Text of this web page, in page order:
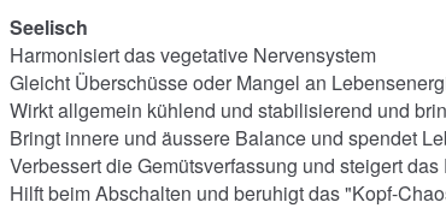
Seelisch
Harmonisiert das vegetative Nervensystem
Gleicht Überschüsse oder Mangel an
Wirkt allgemein kühlend und stabilisierend und
Bringt innere und äussere Balance und spendet
Verbessert die Gemütsverfassung und steigert
Hilft beim Abschalten und beruhigt das "Kopf-